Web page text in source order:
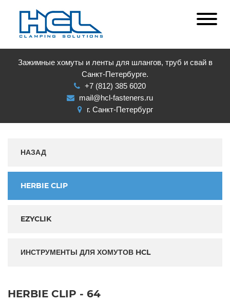
Зажимные хомуты и ленты для шлангов, труб и свай в
Санкт-Петербурге.
+7 (812) 385 6020
mail@hcl-fasteners.ru
г. Санкт-Петербург
НАЗАД
HERBIE CLIP
EZYCLIK
ИНСТРУМЕНТЫ ДЛЯ ХОМУТОВ HCL
HERBIE CLIP - 64